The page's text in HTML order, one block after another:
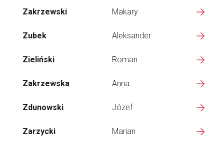
Zakrzewski Makary
Zubek Aleksander
Zieliński Roman
Zakrzewska Anna
Zdunowski Józef
Zarzycki Marian